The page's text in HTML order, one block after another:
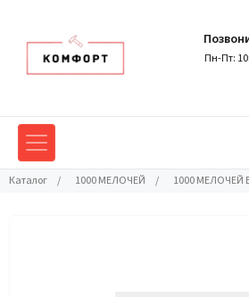
Пн-Пт:
Каталог / 1000 МЕЛОЧЕЙ / 1000 МЕЛОЧЕЙ